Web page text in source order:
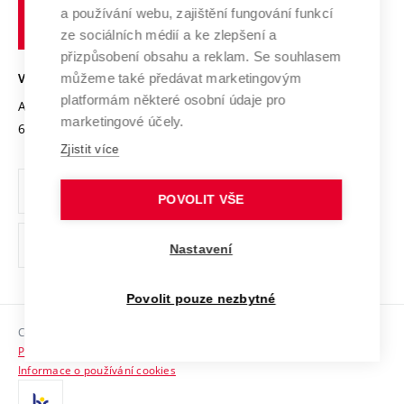
Transfer znalostí
Open Science
Projekty
Projekty ze strukturálních fondů
Specifický výzkum
Mezinárodní dohody
Univerzitní sítě
Podnikavá univerzita / ContriBUTe
Bezpečná univerzita
Vyznamenání
Organizační struktura
Ochrana osobních údajů
odkaz)
Sociální bezpečí
HR Award
technické
VYSOKÉ UČENÍ TECHNICKÉ V BRNĚ
Antonínská 548/1
602 00 Brno
www.vut.cz
vut@vutbr.cz
Copyright © 2026 VUT
Prohlášení o přístupnosti
Informace o používání cookies
a používání webu, zajištění fungování funkcí
ze sociálních médií a ke zlepšení a
přizpůsobení obsahu a reklam. Se souhlasem
můžeme také předávat marketingovým
platformám některé osobní údaje pro
marketingové účely.
Zjistit více
POVOLIT VŠE
Nastavení
Povolit pouze nezbytné